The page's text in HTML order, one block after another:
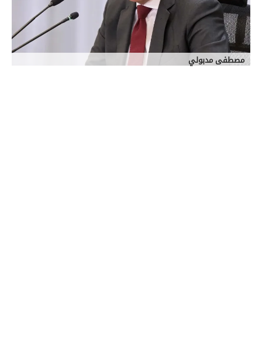
مصطفى مدبولي